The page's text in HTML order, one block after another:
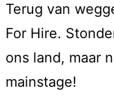
Terug van
For Hire.
ons land, maar
mainstage!